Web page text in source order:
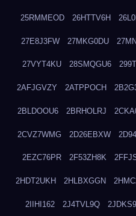
25RMMEOD 26HTTV6H
27E8J3FW 27MKG0DU
27VYT4KU 28SMQGU6
2AFJGVZY 2ATPPOCH
2BLDOOU6 2BRHOLRJ
2CVZ7WMG 2D26EBXW
2EZC76PR 2F53ZH8K
2HDT2UKH 2HLBXGGN
2IIHI162 2J4TVL9Q